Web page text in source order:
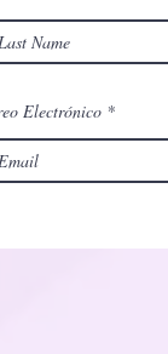
Electrónico